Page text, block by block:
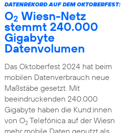
DATENREKORD AUF DEM OKTOBERFEST:
O2 Wiesn-Netz
stemmt 240.000
Gigabyte
Datenvolumen
Das Oktoberfest 2024 hat beim
mobilen Datenverbrauch neue
Maßstäbe gesetzt. Mit
beeindruckenden 240.000
Gigabyte haben die Kund:innen
von O2Telefónica auf der Wiesn
mehr mobile Daten genutzt als